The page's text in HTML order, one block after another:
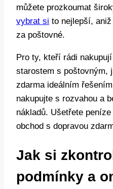
můžete prozkoumat
vybrat si to nejlepší,
za poštovné.
Pro ty, kteří rádi
starostem s poštovným,
zdarma ideálním
nakupujte s rozvahou a
nákladů. Ušetřete
obchod s dopravou
Jak si
podmínky a